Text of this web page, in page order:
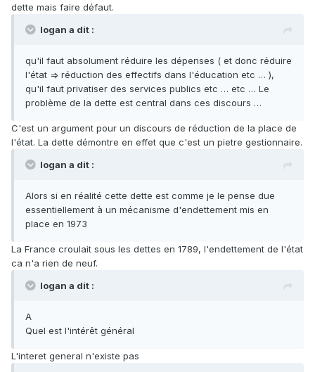
dette mais faire défaut.
logan a dit :
qu'il faut absolument réduire les dépenses ( et donc réduire
l'état => réduction des effectifs dans l'éducation etc … ),
qu'il faut privatiser des services publics etc … etc … Le
problème de la dette est central dans ces discours …
C'est un argument pour un discours de réduction de la place de
l'état. La dette démontre en effet que c'est un pietre gestionnaire.
logan a dit :
Alors si en réalité cette dette est comme je le pense due
essentiellement à un mécanisme d'endettement mis en
place en 1973
La France croulait sous les dettes en 1789, l'endettement de l'état
ca n'a rien de neuf.
logan a dit :
A
Quel est l'intérêt général
L'interet general n'existe pas